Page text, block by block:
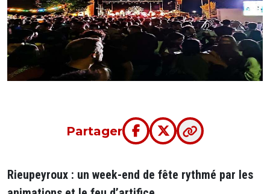
Partager
Rieupeyroux : un week-end de fête rythmé par les